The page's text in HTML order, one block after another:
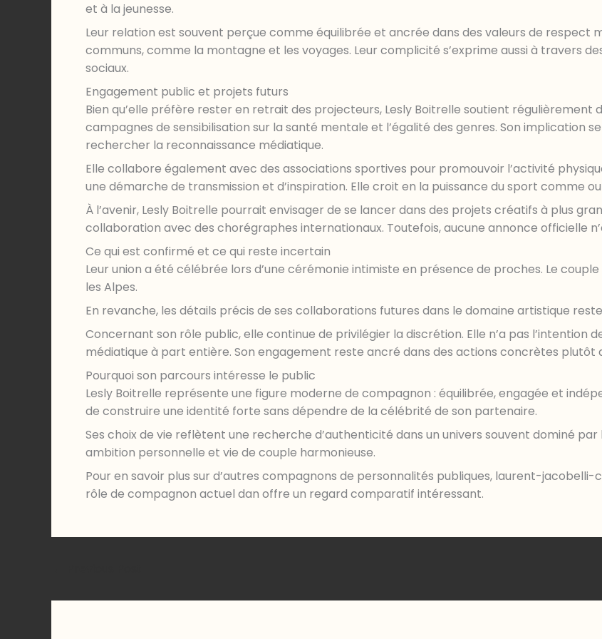
et à la jeunesse.
Leur relation est souvent perçue comme équilibrée et ancrée dans des valeurs de respect
communs, comme la montagne et les voyages. Leur complicité s’exprime aussi à travers
sociaux.
Engagement public et projets futurs
Bien qu’elle préfère rester en retrait des projecteurs, Lesly Boitrelle soutient régulièrement
campagnes de sensibilisation sur la santé mentale et l’égalité des genres. Son implication
rechercher la reconnaissance médiatique.
Elle collabore également avec des associations sportives pour promouvoir l’activité
une démarche de transmission et d’inspiration. Elle croit en la puissance du sport comme
À l’avenir, Lesly Boitrelle pourrait envisager de se lancer dans des projets créatifs à plus
collaboration avec des chorégraphes internationaux. Toutefois, aucune annonce officielle
Ce qui est confirmé et ce qui reste incertain
Leur union a été célébrée lors d’une cérémonie intimiste en présence de proches. Le
les Alpes.
En revanche, les détails précis de ses collaborations futures dans le domaine artistique
Concernant son rôle public, elle continue de privilégier la discrétion. Elle n’a pas l’intention
médiatique à part entière. Son engagement reste ancré dans des actions concrètes plutôt
Pourquoi son parcours intéresse le public
Lesly Boitrelle représente une figure moderne de compagnon : équilibrée, engagée et
de construire une identité forte sans dépendre de la célébrité de son partenaire.
Ses choix de vie reflètent une recherche d’authenticité dans un univers souvent dominé par
ambition personnelle et vie de couple harmonieuse.
Pour en savoir plus sur d’autres compagnons de personnalités publiques, laurent-
rôle de compagnon actuel dan offre un regard comparatif intéressant.